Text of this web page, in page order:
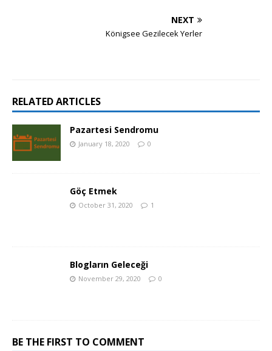
NEXT
Königsee Gezilecek Yerler
RELATED ARTICLES
Pazartesi Sendromu
January 18, 2020 0
Göç Etmek
October 31, 2020 1
Blogların Geleceği
November 29, 2020 0
BE THE FIRST TO COMMENT